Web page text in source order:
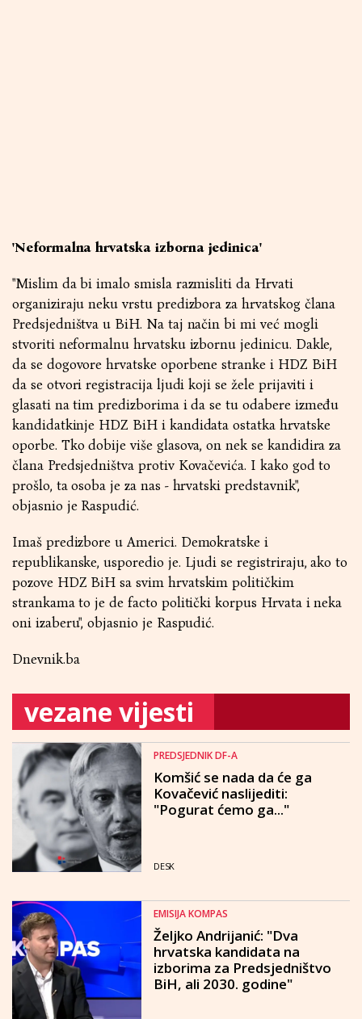
'Neformalna hrvatska izborna jedinica'
"Mislim da bi imalo smisla razmisliti da Hrvati
organiziraju neku vrstu predizbora za hrvatskog člana
Predsjedništva u BiH. Na taj način bi mi već mogli
stvoriti neformalnu hrvatsku izbornu jedinicu. Dakle,
da se dogovore hrvatske oporbene stranke i HDZ BiH
da se otvori registracija ljudi koji se žele prijaviti i
glasati na tim predizborima i da se tu odabere između
kandidatkinje HDZ BiH i kandidata ostatka hrvatske
oporbe. Tko dobije više glasova, on nek se kandidira za
člana Predsjedništva protiv Kovačevića. I kako god to
prošlo, ta osoba je za nas - hrvatski predstavnik",
objasnio je Raspudić.
Imaš predizbore u Americi. Demokratske i
republikanske, usporedio je. Ljudi se registriraju, ako to
pozove HDZ BiH sa svim hrvatskim političkim
strankama to je de facto politički korpus Hrvata i neka
oni izaberu", objasnio je Raspudić.
Dnevnik.ba
vezane vijesti
PREDSJEDNIK DF-A
Komšić se nada da će ga
Kovačević naslijediti:
"Pogurat ćemo ga..."
DESK
EMISIJA KOMPAS
Željko Andrijanić: "Dva
hrvatska kandidata na
izborima za Predsjedništvo
BiH, ali 2030. godine"